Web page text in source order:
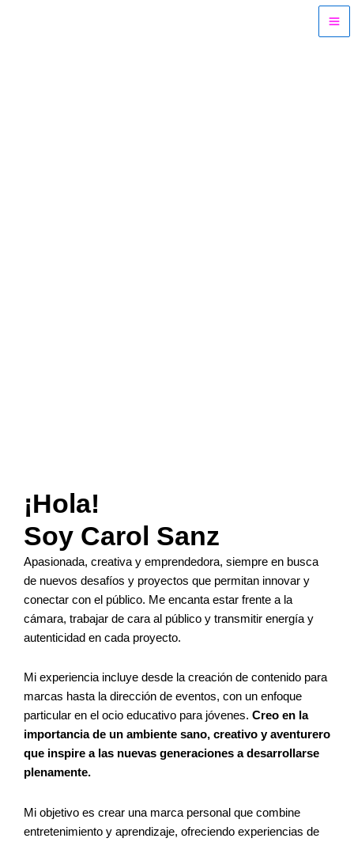
¡Hola!
Soy Carol Sanz
Apasionada, creativa y emprendedora, siempre en busca
de nuevos desafíos y proyectos que permitan innovar y
conectar con el público. Me encanta estar frente a la
cámara, trabajar de cara al público y transmitir energía y
autenticidad en cada proyecto.
Mi experiencia incluye desde la creación de contenido para
marcas hasta la dirección de eventos, con un enfoque
particular en el ocio educativo para jóvenes. Creo en la
importancia de un ambiente sano, creativo y aventurero
que inspire a las nuevas generaciones a desarrollarse
plenamente.
Mi objetivo es crear una marca personal que combine
entretenimiento y aprendizaje, ofreciendo experiencias de